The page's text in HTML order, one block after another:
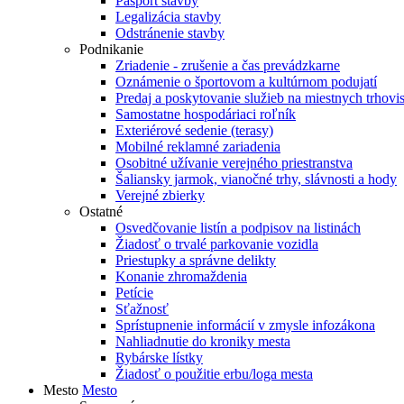
Legalizácia stavby
Odstránenie stavby
Podnikanie
Zriadenie - zrušenie a čas prevádzkarne
Oznámenie o športovom a kultúrnom podujatí
Predaj a poskytovanie služieb na miestnych
Samostatne hospodáriaci roľník
Exteriérové sedenie (terasy)
Mobilné reklamné zariadenia
Osobitné užívanie verejného priestranstva
Šaliansky jarmok, vianočné trhy, slávnosti a hody
Verejné zbierky
Ostatné
Osvedčovanie listín a podpisov na listinách
Žiadosť o trvalé parkovanie vozidla
Priestupky a správne delikty
Konanie zhromaždenia
Petície
Sťažnosť
Sprístupnenie informácií v zmysle infozákona
Nahliadnutie do kroniky mesta
Rybárske lístky
Žiadosť o použitie erbu/loga mesta
Mesto Mesto